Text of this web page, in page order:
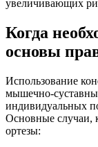
увеличивающих
Когда
основы
Использование
мышечно-
индивидуальных
Основные случаи,
ортезы: